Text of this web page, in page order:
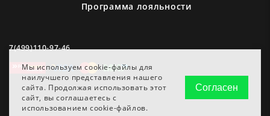
Мы используем cookie-файлы для
наилучшего представления нашего
сайта. Продолжая использовать этот
сайт, вы соглашаетесь с
использованием cookie-файлов.
Согласен
Программа лояльности
7(499)110-97-46